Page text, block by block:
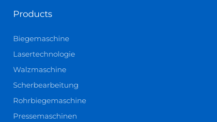
Products
Biegemaschine
Lasertechnologie
Walzmaschine
Scherbearbeitung
Rohrbiegemaschine
Pressemaschinen